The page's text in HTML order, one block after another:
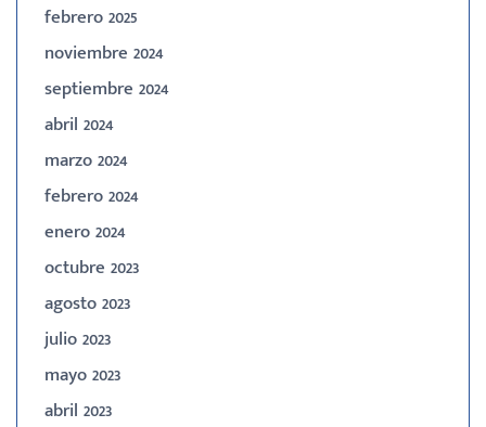
febrero 2025
noviembre 2024
septiembre 2024
abril 2024
marzo 2024
febrero 2024
enero 2024
octubre 2023
agosto 2023
julio 2023
mayo 2023
abril 2023